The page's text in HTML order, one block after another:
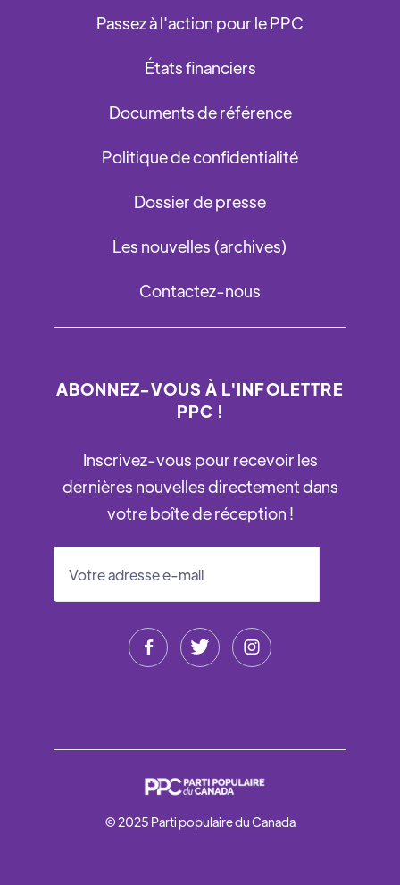
Passez à l'action pour le PPC
États financiers
Documents de référence
Politique de confidentialité
Dossier de presse
Les nouvelles (archives)
Contactez-nous
ABONNEZ-VOUS À L'INFOLETTRE
PPC !
Inscrivez-vous pour recevoir les
dernières nouvelles directement dans
votre boîte de réception !
  
© 2025 Parti populaire du Canada